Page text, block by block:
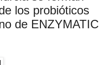
los probióticos
de ENZYMATIC